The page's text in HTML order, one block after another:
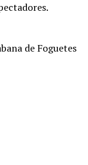
de Foguetes